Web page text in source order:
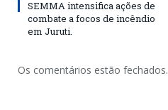
SEMMA intensifica ações de
combate a focos de incêndio
em Juruti.
Os comentários estão fechados.